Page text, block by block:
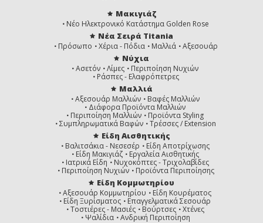
Μακιγιάζ
Νέο Ηλεκτρονικό Κατάστημα Golden Rose
Νέα Σειρά Titania
Πρόσωπο Χέρια - Πόδια Μαλλιά Αξεσουάρ
Νύχια
Ασετόν Λίμες
Περιποίηση Νυχιών
Ράσπες - Ελαφρόπετρες
Μαλλιά
Αξεσουάρ Μαλλιών
Βαφές Μαλλιών
Διάφορα Προϊόντα Μαλλιών
Περιποίηση Μαλλιών
Προϊόντα Styling
Συμπληρωματικά Βαφών
Τρέσσες / Extension
Είδη Αισθητικής
Βαλιτσάκια - Νεσεσέρ
Είδη Αποτρίχωσης
Είδη Μακιγιάζ
Εργαλεία Αισθητικής
Ιατρικά Είδη
Νυχοκόπτες - Τριχολαβίδες
Περιποίηση Νυχιών
Προϊόντα Περιποίησης
Είδη Κομμωτηρίου
Αξεσουάρ Κομμωτηρίου
Είδη Κουρέματος
Είδη Ξυρίσματος
Επαγγελματικά Σεσουάρ
Τοστιέρες - Μασιές
Βούρτσες
Χτένες
Ψαλίδια
Ανδρική Περιποίηση